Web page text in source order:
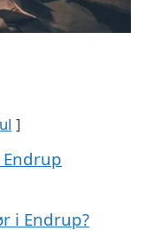
i Endrup?